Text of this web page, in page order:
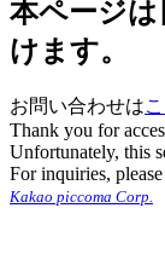
本ページ
けます。
お問い合わせは
Thank you for
Unfortunately, this
For inquiries, please
Kakao piccoma Corp.